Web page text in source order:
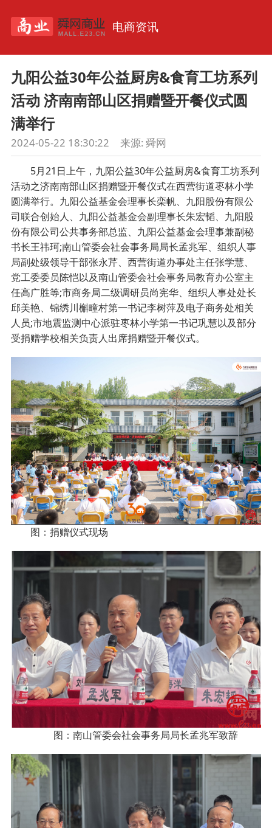
电商资讯
九阳公益30年公益厨房&食育工坊系列
活动 济南南部山区捐赠暨开餐仪式圆
满举行
2024-05-22 18:30:22 来源: 舜网
5月21日上午，九阳公益30年公益厨房&食育工坊系列
活动之济南南部山区捐赠暨开餐仪式在西营街道枣林小学
圆满举行。九阳公益基金会理事长栾帆、九阳股份有限公
司联合创始人、九阳公益基金会副理事长朱宏韬、九阳股
份有限公司公共事务部总监、九阳公益基金会理事兼副秘
书长王祎珂;南山管委会社会事务局局长孟兆军、组织人事
局副处级领导干部张永芹、西营街道办事处主任张学慧、
党工委委员陈恺以及南山管委会社会事务局教育办公室主
任高广胜等;市商务局二级调研员尚宪华、组织人事处处长
邱美艳、锦绣川槲疃村第一书记李树萍及电子商务处相关
人员;市地震监测中心派驻枣林小学第一书记巩慧以及部分
受捐赠学校相关负责人出席捐赠暨开餐仪式。
图：捐赠仪式现场
图：南山管委会社会事务局局长孟兆军致辞